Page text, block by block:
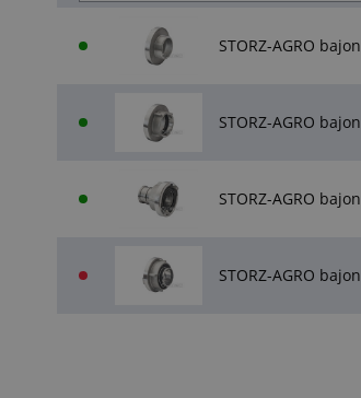
STORZ-AGRO
STORZ-AGRO
STORZ-AGRO
STORZ-AGRO